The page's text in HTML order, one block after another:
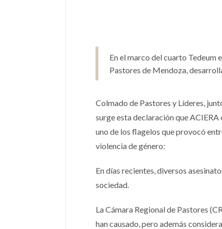
En el marco del cuarto Tedeum
Pastores de Mendoza,
Colmado de Pastores y Líderes,
surge esta declaración que
uno de los flagelos que provocó
violencia de género:
En días recientes, diversos
sociedad.
La Cámara Regional de Pastores
han causado, pero además